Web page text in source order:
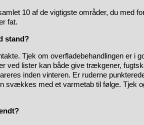
10 af de vigtigste områder, du med
fat.
stand?
Tjek om overfladebehandlingen er i
ved lister kan både give trækgener,
inden vinteren. Er ruderne
svækkes med et varmetab til følge. Tjek